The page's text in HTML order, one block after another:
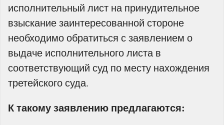
исполнительный лист на принудительное
взыскание заинтересованной стороне
необходимо обратиться с заявлением о
выдаче исполнительного листа в
соответствующий суд по месту нахождения
третейского суда.
К такому заявлению предлагаются: